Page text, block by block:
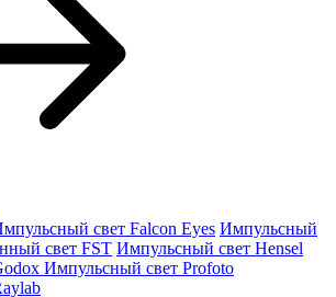
свет Falcon Eyes Импульсный
свет FST Импульсный свет Hensel
Импульсный свет Profoto